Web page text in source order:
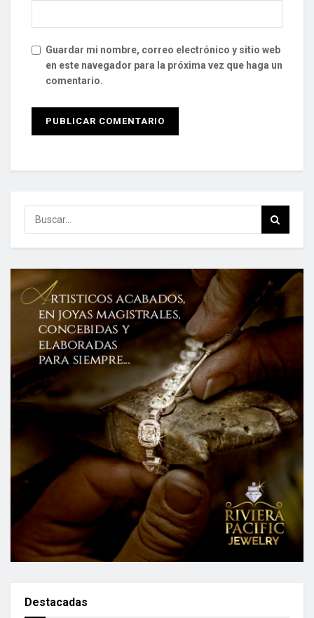
Guardar mi nombre, correo electrónico y sitio web
en este navegador para la próxima vez que haga un
comentario.
Destacadas